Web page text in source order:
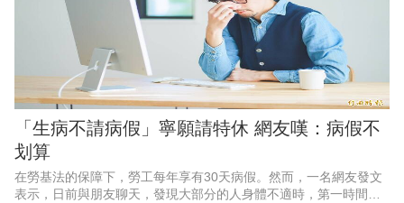
「生病不請病假」寧願請特休 網友嘆：病假不
划算
在勞基法的保障下，勞工每年享有30天病假。然而，一名網友發文
表示，日前與朋友聊天，發現大部分的人身體不適時，第一時間想